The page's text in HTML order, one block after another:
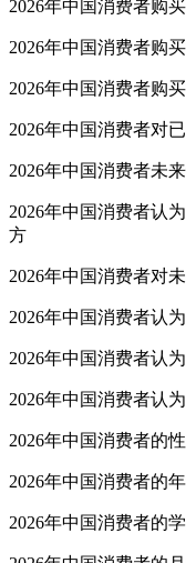
2026年中国消费者购
2026年中国消费者购
2026年中国消费者购
2026年中国消费者对
2026年中国消费者未
2026年中国消费者认
方
2026年中国消费者对
2026年中国消费者认
2026年中国消费者认
2026年中国消费者认
2026年中国消费者的
2026年中国消费者的
2026年中国消费者的